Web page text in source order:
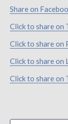
Share on
Click to share on
Click to share on
Click to share on
Click to share on